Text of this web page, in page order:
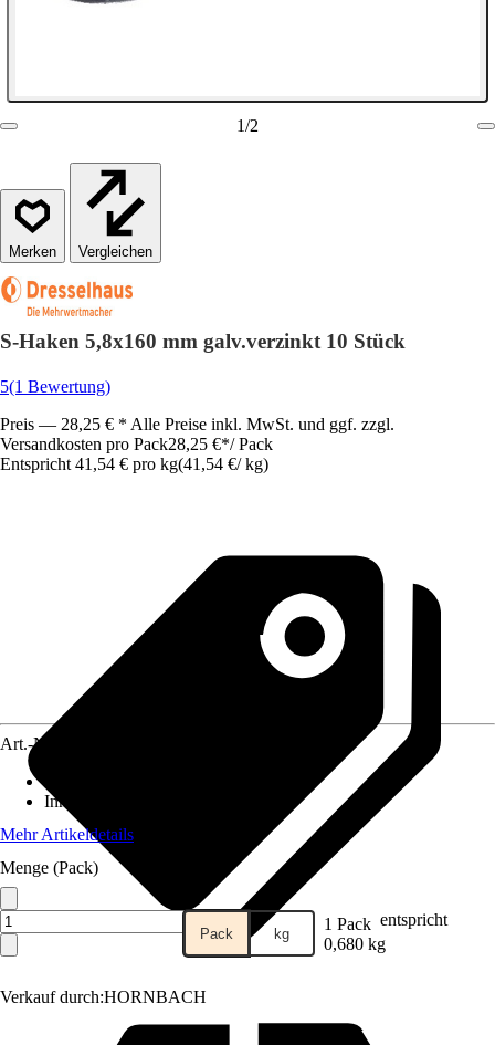
1/2
Vergleichen
S-Haken 5,8x160 mm galv.verzinkt 10 Stück
5(1 Bewertung)
Preis — 28,25 € * Alle Preise inkl. MwSt. und ggf. zzgl.
Versandkosten pro Pack28,25 €*/ Pack
Entspricht 41,54 € pro kg(41,54 €/ kg)
Verkauf durch:HORNBACH
Art.-Nr.
Inhalt
Mehr Artikeldetails
Menge (Pack)
Pack kg 1 Pack entspricht
0,680 kg